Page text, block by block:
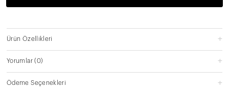
Ürün Özellikleri
Yorumlar(0)
Ödeme Seçenekleri